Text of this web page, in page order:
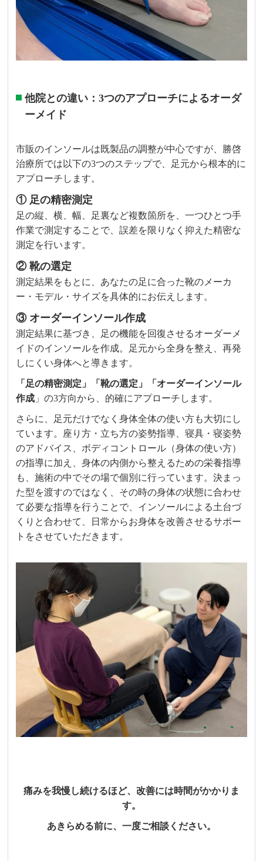
他院との違い：3つのアプローチによるオーダ
ーメイド
市販のインソールは既製品の調整が中心ですが、勝啓
治療所では以下の3つのステップで、足元から根本的に
アプローチします。
① 足の精密測定
足の縦、横、幅、足裏など複数箇所を、一つひとつ手
作業で測定することで、誤差を限りなく抑えた精密な
測定を行います。
② 靴の選定
測定結果をもとに、あなたの足に合った靴のメーカ
ー・モデル・サイズを具体的にお伝えします。
③ オーダーインソール作成
測定結果に基づき、足の機能を回復させるオーダーメ
イドのインソールを作成。足元から全身を整え、再発
しにくい身体へと導きます。
「足の精密測定」「靴の選定」「オーダーインソール
作成 」の3方向から、的確にアプローチします。
さらに、足元だけでなく身体全体の使い方も大切にし
ています。座り方・立ち方の姿勢指導、寝具・寝姿勢
のアドバイス、ボディコントロール（身体の使い方）
の指導に加え、身体の内側から整えるための栄養指導
も、施術の中でその場で個別に行っています。決まっ
た型を渡すのではなく、その時の身体の状態に合わせ
て必要な指導を行うことで、インソールによる土台づ
くりと合わせて、日常からお身体を改善させるサポー
トをさせていただきます。
痛みを我慢し続けるほど、改善には時間がかかりま
す。
あきらめる前に、一度ご相談ください。